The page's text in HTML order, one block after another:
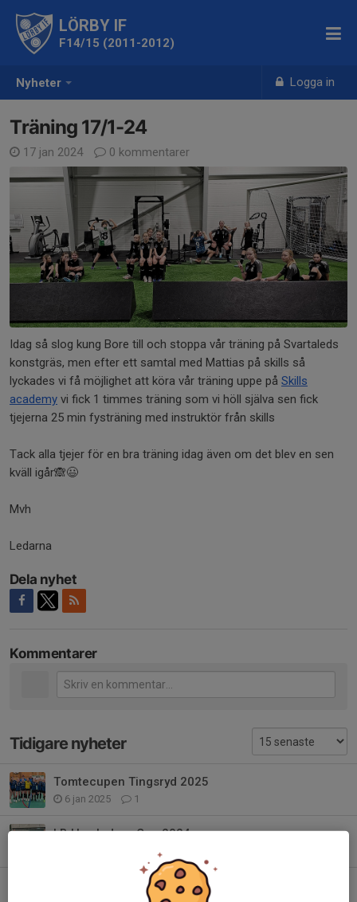
Nyheter Logga in
LÖRBY IF
F14/15 (2011-2012)
Träning 17/1-24
17 jan 2024 0 kommentarer
Idag så slog kung Bore till och stoppa vår träning på Svartaleds
konstgräs, men efter ett samtal med Mattias på skills så
lyckades vi få möjlighet att köra vår träning uppe på Skills
academy vi fick 1 timmes träning som vi höll själva sen fick
tjejerna 25 min fysträning med instruktör från skills
Tack alla tjejer för en bra träning idag även om det blev en sen
kväll igår🙈😃
Mvh
Ledarna
Dela nyhet
Kommentarer
Tidigare nyheter
Tomtecupen Tingsryd 2025
6 jan 2025 1
LB Hus Indoor Cup 2024
Slutspel fortuna GRLPWR VINTERCUP